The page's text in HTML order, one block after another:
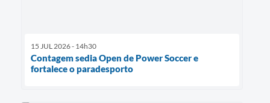
15 JUL 2026 - 14h30
Contagem sedia Open de Power Soccer e
fortalece o paradesporto